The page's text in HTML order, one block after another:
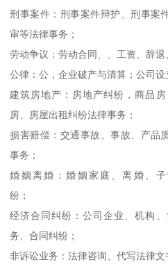
刑事案件：刑事案件辩护、刑事案
审等法律事务；
劳动争议：劳动合同、、工资、
公律：公，企业破产与清算；公
建筑房地产：房地产纠纷，商品
房、房屋出租纠纷法律事务；
损害赔偿：交通事故、事故、产品
事务；
婚姻离婚：婚姻家庭、离婚、
纷；
经济合同纠纷：公司企业、机构
务、合同纠纷；
非诉讼业务：法律咨询、代写法律